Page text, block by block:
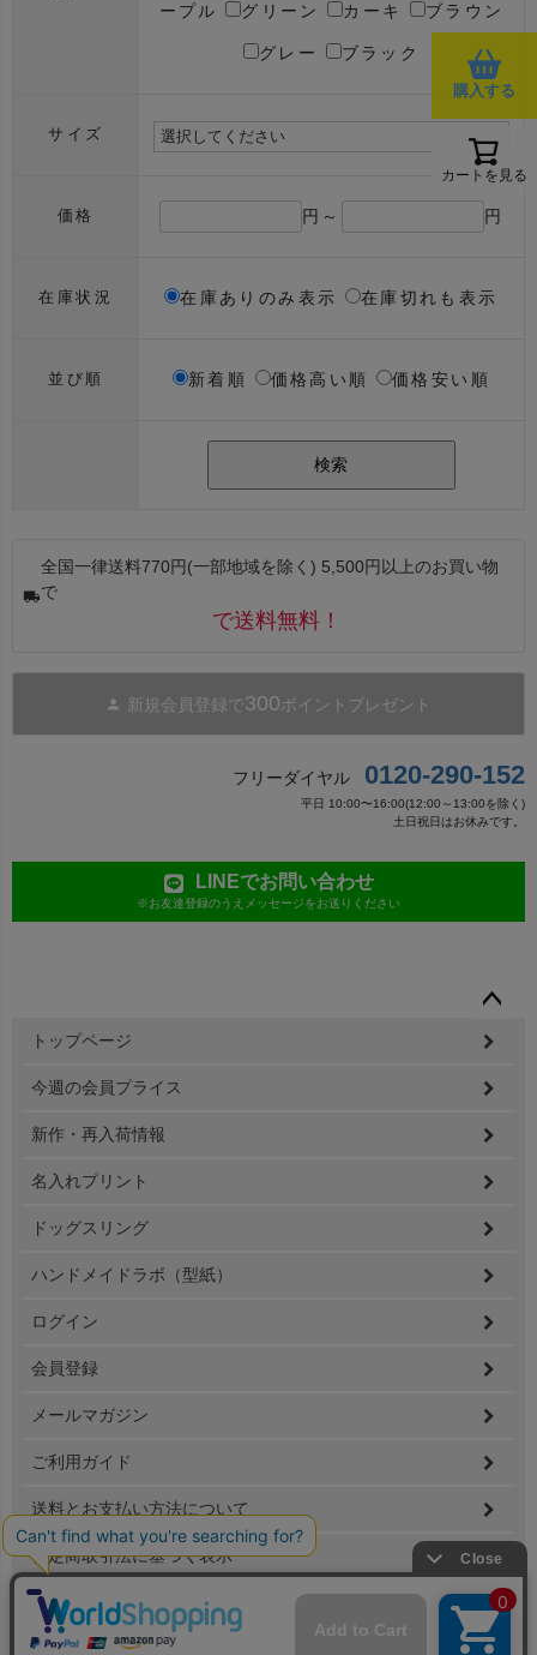
購入する
カートを見る
ープル グリーン カーキ ブラウン
グレー ブラック
サイズ
価格 円～ 円
在庫状況 在庫ありのみ表示 在庫切れも表示
並び順 新着順 価格高い順 価格安い順
検索
全国一律送料770円(一部地域を除く) 5,500円以上のお買い物
で
で送料無料！
新規会員登録で300ポイントプレゼント
フリーダイヤル 0120-290-152
平日 10:00〜16:00(12:00～13:00を除く)
土日祝日はお休みです。
LINEでお問い合わせ
※お友達登録のうえメッセージをお送りください
ペー
ップ
トップページ
今週の会員プライス
新作・再入荷情報
名入れプリント
ドッグスリング
ハンドメイドラボ（型紙）
ログイン
会員登録
メールマガジン
ご利用ガイド
送料とお支払い方法について
特定商取引法に基づく表示
個人情報の取扱
Copyright(C) 2020 Sanwafukusou.Ltd All Rights Reserved.